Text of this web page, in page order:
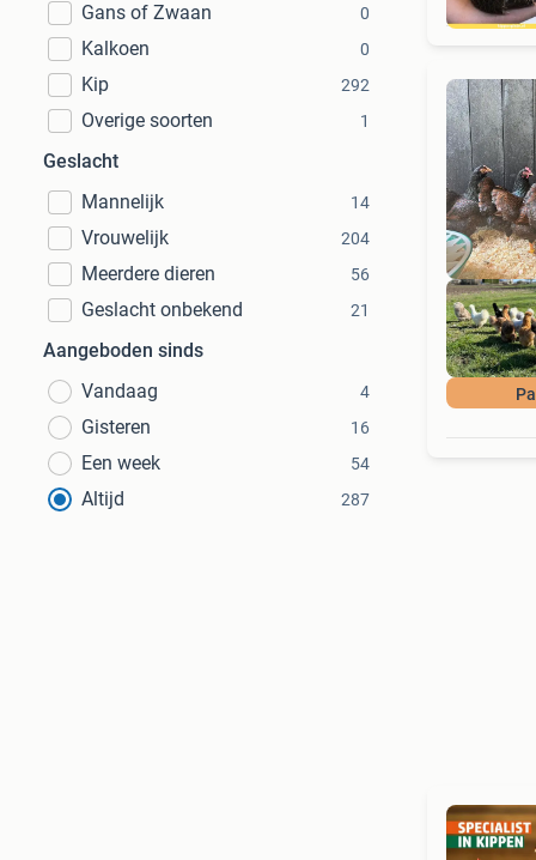
Gans of Zwaan 0
Kalkoen 0
Kip 292
Overige soorten 1
Geslacht
Mannelijk
14
Vrouwelijk 204
Meerdere dieren 56
Geslacht onbekend 21
Aangeboden sinds
Vandaag
4
Gisteren 16
Een week 54
Altijd 287